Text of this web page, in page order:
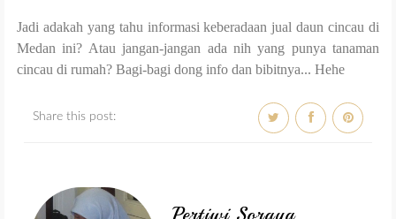
Jadi adakah yang tahu informasi keberadaan jual daun cincau di
Medan ini? Atau jangan-jangan ada nih yang punya tanaman
cincau di rumah? Bagi-bagi dong info dan bibitnya... Hehe
Share this post: